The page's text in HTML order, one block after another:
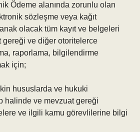
Ödeme alanında zorunlu olan
sözleşme veya kağıt
olacak tüm kayıt ve belgeleri
gereği ve diğer otoritelerce
raporlama, bilgilendirme
için;
hususlarda ve hukuki
halinde ve mevzuat gereği
ve ilgili kamu görevlilerine bilgi